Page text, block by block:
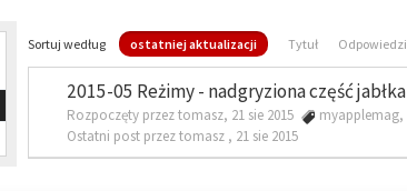
Sortuj według ostatniej aktualizacji Tytuł Odpowiedzi
2015-05 Reżimy - nadgryziona część jabłka
Rozpoczęty przez tomasz, 21 sie 2015
myapplemag,
Ostatni post przez tomasz , 21 sie 2015